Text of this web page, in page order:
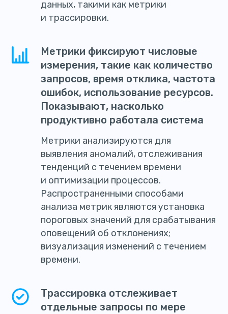
данных, такими как метрики
и трассировки.
Метрики фиксируют числовые
измерения, такие как количество
запросов, время отклика, частота
ошибок, использование ресурсов.
Показывают, насколько
продуктивно работала система
Метрики анализируются для
выявления аномалий, отслеживания
тенденций с течением времени
и оптимизации процессов.
Распространенными способами
анализа метрик являются установка
пороговых значений для срабатывания
оповещений об отклонениях;
визуализация изменений с течением
времени.
Трассировка отслеживает
отдельные запросы по мере